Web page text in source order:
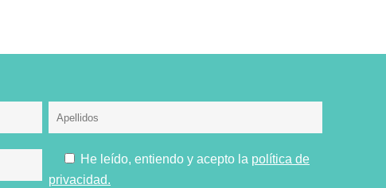
He leído, entiendo y acepto la política de
privacidad.